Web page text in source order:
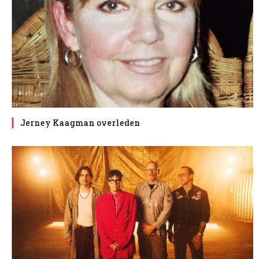
Jerney Kaagman overleden